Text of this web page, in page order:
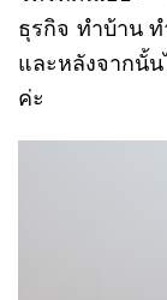
ธุรกิจ ทำบ้าน
และหลังจากนั้
ค่ะ